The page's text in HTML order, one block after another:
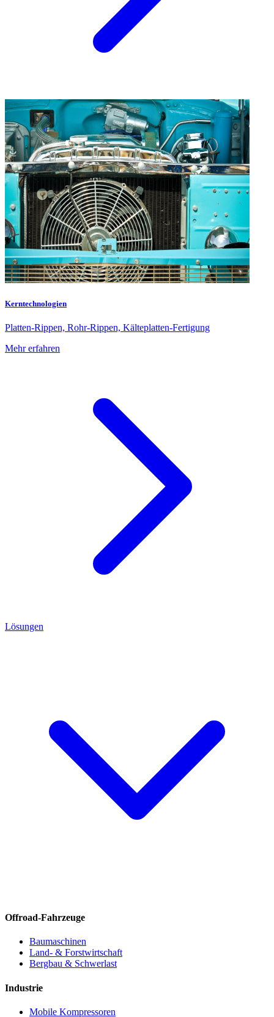
Kerntechnologien
Platten-Rippen, Rohr-Rippen, Kälteplatten-Fertigung
Mehr erfahren
Lösungen
Offroad-Fahrzeuge
Baumaschinen
Land- & Forstwirtschaft
Bergbau & Schwerlast
Industrie
Mobile Kompressoren